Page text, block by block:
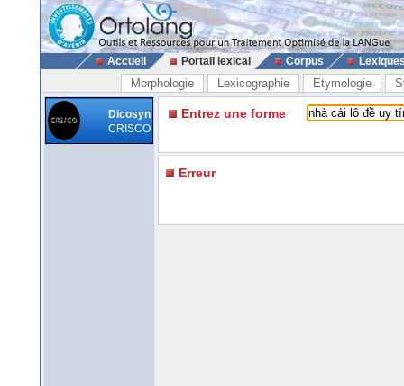
Accueil Portail lexical Corpus
Morphologie Lexicographie Etymologie
Dicosyn
CRISCO
Entrez une forme
Erreur